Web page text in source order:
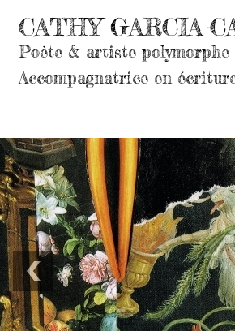
CATHY GARCIA-
Poète & artiste polymorphe
Accompagnatrice en